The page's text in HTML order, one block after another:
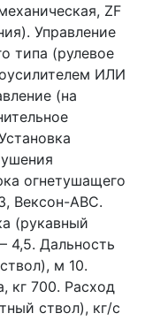
ZF
Управление
типа (рулевое
ИЛИ
(на
огнетушащего
Вексон-АВС.
(рукавный
4,5. Дальность
м 10.
кг 700. Расход
ствол), кг/с